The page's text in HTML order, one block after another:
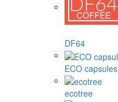
DF64
ECO capsules
ecotree